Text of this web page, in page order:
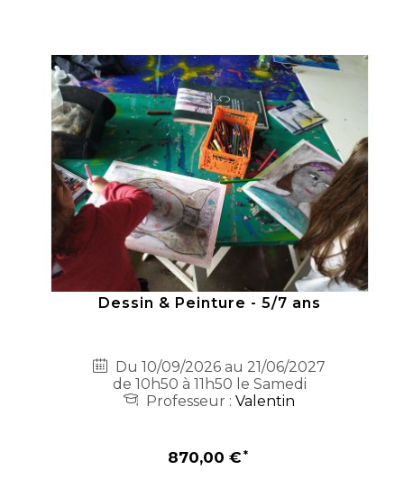
Dessin & Peinture - 5/7 ans
Du 10/09/2026 au 21/06/2027
de 10h50 à 11h50 le Samedi
Professeur :Valentin
870,00 €